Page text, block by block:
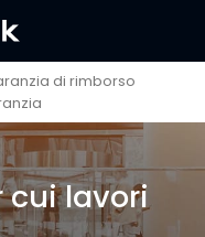
di rimborso
cui lavori